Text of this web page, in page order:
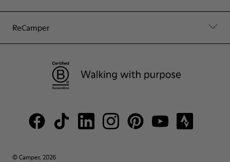
ReCamper
© Camper, 2026